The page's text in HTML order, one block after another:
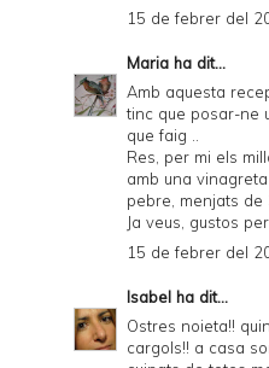
15 de febrer del
Maria ha dit...
Amb aquesta
tinc que posar-ne
que faig ..
Res, per mi els
amb una
pebre, menjats de
Ja veus, gustos
15 de febrer del
Isabel ha dit...
Ostres noieta!!
cargols!! a casa